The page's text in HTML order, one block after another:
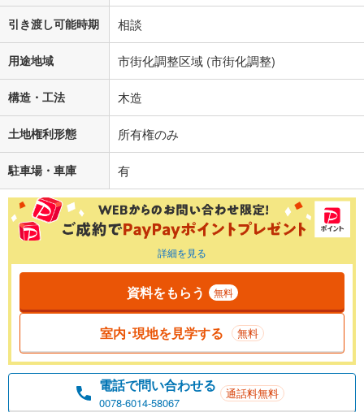
引き渡し可能時期 相談
用途地域 市街化調整区域 (市街化調整)
構造・工法 木造
土地権利形態 所有権のみ
駐車場・車庫 有
詳細を見る
資料をもらう 無料
室内･現地を見学する 無料
電話で問い合わせる
0078-6014-58067
通話料無料